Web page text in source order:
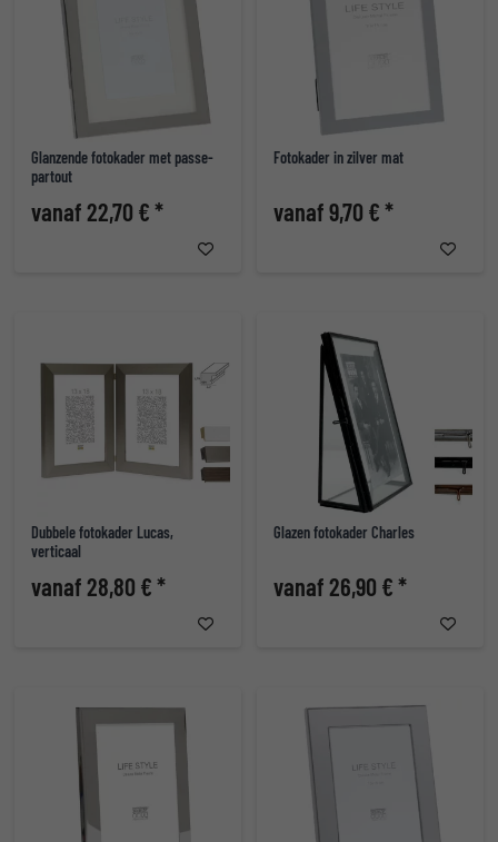
Glanzende fotokader met passe-
partout
vanaf 22,70 € *
Fotokader in zilver mat
vanaf 9,70 € *
Dubbele fotokader Lucas,
verticaal
vanaf 28,80 € *
Glazen fotokader Charles
vanaf 26,90 € *